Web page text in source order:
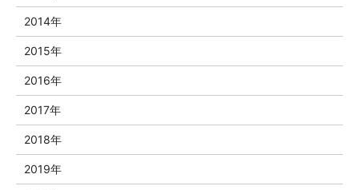
2014年
2015年
2016年
2017年
2018年
2019年